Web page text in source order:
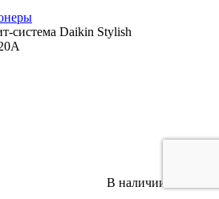
система Daikin Stylish
В наличии